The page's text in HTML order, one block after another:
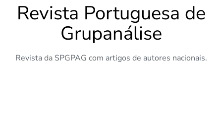
Revista Portuguesa de
Grupanálise
Revista da SPGPAG com artigos de autores nacionais.